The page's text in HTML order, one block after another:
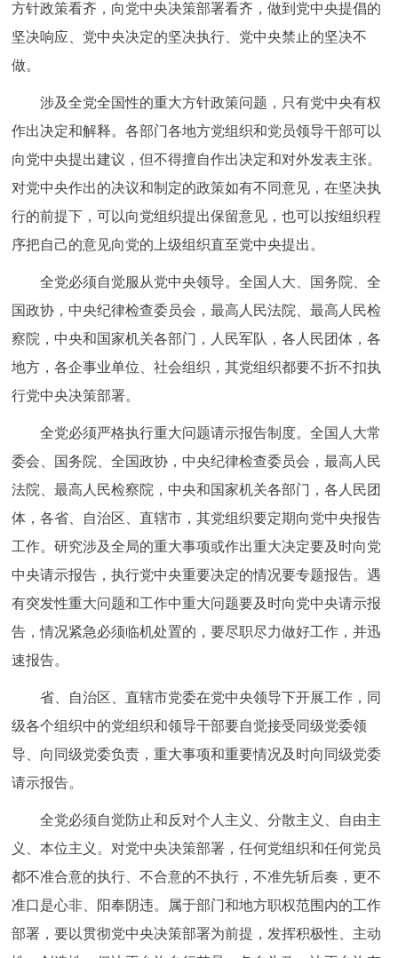
方针政策看齐，向党中央决策部署看齐，做到党中央提倡的
坚决响应、党中央决定的坚决执行、党中央禁止的坚决不
做。
涉及全党全国性的重大方针政策问题，只有党中央有权
作出决定和解释。各部门各地方党组织和党员领导干部可以
向党中央提出建议，但不得擅自作出决定和对外发表主张。
对党中央作出的决议和制定的政策如有不同意见，在坚决执
行的前提下，可以向党组织提出保留意见，也可以按组织程
序把自己的意见向党的上级组织直至党中央提出。
全党必须自觉服从党中央领导。全国人大、国务院、全
国政协，中央纪律检查委员会，最高人民法院、最高人民检
察院，中央和国家机关各部门，人民军队，各人民团体，各
地方，各企事业单位、社会组织，其党组织都要不折不扣执
行党中央决策部署。
全党必须严格执行重大问题请示报告制度。全国人大常
委会、国务院、全国政协，中央纪律检查委员会，最高人民
法院、最高人民检察院，中央和国家机关各部门，各人民团
体，各省、自治区、直辖市，其党组织要定期向党中央报告
工作。研究涉及全局的重大事项或作出重大决定要及时向党
中央请示报告，执行党中央重要决定的情况要专题报告。遇
有突发性重大问题和工作中重大问题要及时向党中央请示报
告，情况紧急必须临机处置的，要尽职尽力做好工作，并迅
速报告。
省、自治区、直辖市党委在党中央领导下开展工作，同
级各个组织中的党组织和领导干部要自觉接受同级党委领
导、向同级党委负责，重大事项和重要情况及时向同级党委
请示报告。
全党必须自觉防止和反对个人主义、分散主义、自由主
义、本位主义。对党中央决策部署，任何党组织和任何党员
都不准合意的执行、不合意的不执行，不准先斩后奏，更不
准口是心非、阳奉阴违。属于部门和地方职权范围内的工作
部署，要以贯彻党中央决策部署为前提，发挥积极性、主动